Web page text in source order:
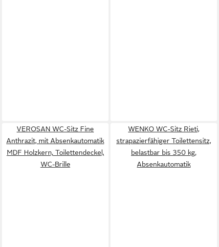
VEROSAN WC-Sitz Fine
Anthrazit, mit Absenkautomatik
MDF Holzkern, Toilettendeckel,
WC-Brille
WENKO WC-Sitz Rieti,
strapazierfähiger Toilettensitz,
belastbar bis 350 kg,
Absenkautomatik